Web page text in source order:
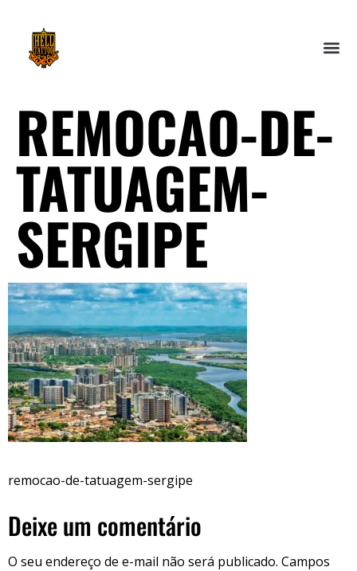
REMOCAO-DE-
TATUAGEM-
SERGIPE
remocao-de-tatuagem-sergipe
Deixe um comentário
O seu endereço de e-mail não será publicado. Campos